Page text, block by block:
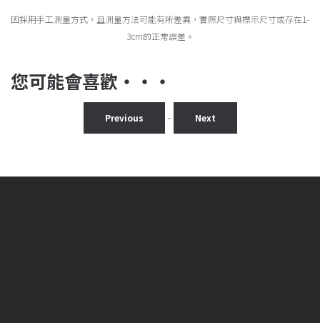
因採用手工測量方式，且測量方法可能有所差異，實際尺寸與標示尺寸或存在1-
3cm的正常誤差。
您可能會喜歡‧‧‧
Previous - Next